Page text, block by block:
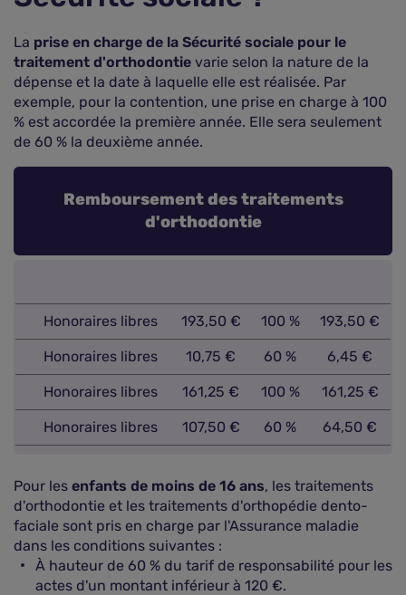
La prise en charge de la Sécurité sociale pour le
traitement d'orthodontie varie selon la nature de la
dépense et la date à laquelle elle est réalisée. Par
exemple, pour la contention, une prise en charge à 100
% est accordée la première année. Elle sera seulement
de 60 % la deuxième année.
Remboursement des traitements
d'orthodontie
Honoraires libres 193,50 € 100 % 193,50 €
Honoraires libres 10,75 € 60 % 6,45 €
Honoraires libres 161,25 € 100 % 161,25 €
Honoraires libres 107,50 € 60 % 64,50 €
Pour les enfants de moins de 16 ans, les traitements
d'orthodontie et les traitements d'orthopédie dento-
faciale sont pris en charge par l'Assurance maladie
dans les conditions suivantes :
À hauteur de 60 % du tarif de responsabilité pour les
actes d'un montant inférieur à 120 €.